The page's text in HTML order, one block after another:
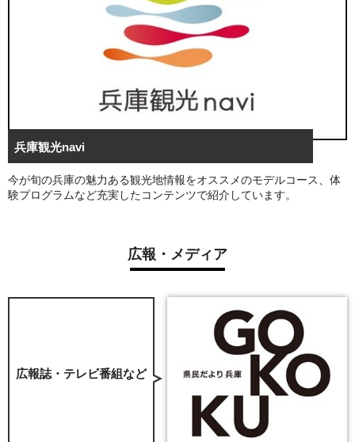
兵庫観光navi
今が旬の兵庫の魅力ある観光地情報をオススメのモデルコース、体
験プログラムなど充実したコンテンツで紹介しています。
広報・メディア
広報誌・テレビ番組など